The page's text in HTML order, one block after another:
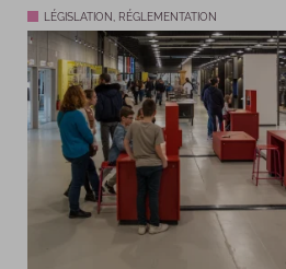
LÉGISLATION, RÉGLEMENTATION